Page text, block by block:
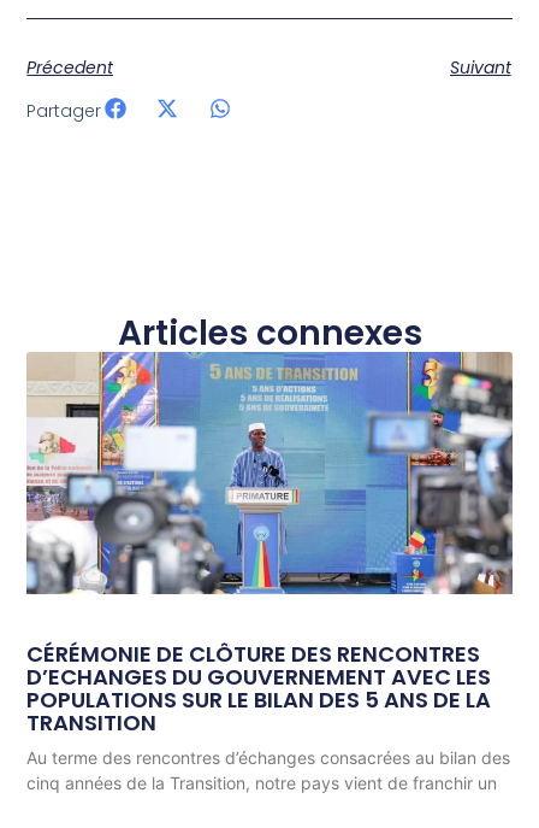
Précedent
Suivant
Partager
Articles connexes
CÉRÉMONIE DE CLÔTURE DES RENCONTRES
D’ECHANGES DU GOUVERNEMENT AVEC LES
POPULATIONS SUR LE BILAN DES 5 ANS DE LA
TRANSITION
Au terme des rencontres d’échanges consacrées au bilan des
cinq années de la Transition, notre pays vient de franchir un